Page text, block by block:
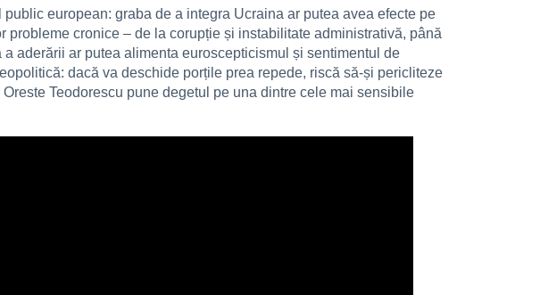
european: graba de a integra Ucraina ar putea avea efecte pe
cronice – de la corupție și instabilitate administrativă, până
aderării ar putea alimenta euroscepticismul și sentimentul de
dacă va deschide porțile prea repede, riscă să-și pericliteze
Teodorescu pune degetul pe una dintre cele mai sensibile